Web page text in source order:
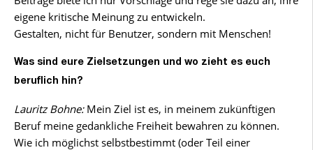
eigene kritische Meinung zu entwickeln.
Gestalten, nicht für Benutzer, sondern mit Menschen!
Was sind eure Zielsetzungen und wo zieht es euch
beruflich hin?
Lauritz Bohne:Mein Ziel ist es, in meinem zukünftigen
Beruf meine gedankliche Freiheit bewahren zu können.
Wie ich möglichst selbstbestimmt (oder Teil einer